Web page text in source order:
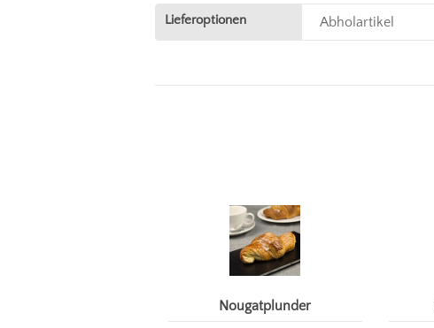
Lieferoptionen Abholartikel
Nougatplunder